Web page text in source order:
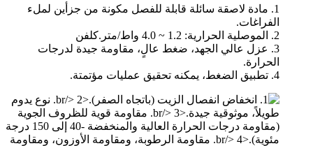
1. مادة لاصقة سائلة قابلة للفصل مكونة من جزأين لملء
الفراغات.
2. الموصلية الحرارية: 1.2 ~ 4.0 واط/متر.كلفن
3. عزل عالي الجهد، ضغط عالٍ، مقاومة جيدة لدرجات
الحرارة.
4. تطبيق الضغط، يمكنه تحقيق عمليات مؤتمتة.